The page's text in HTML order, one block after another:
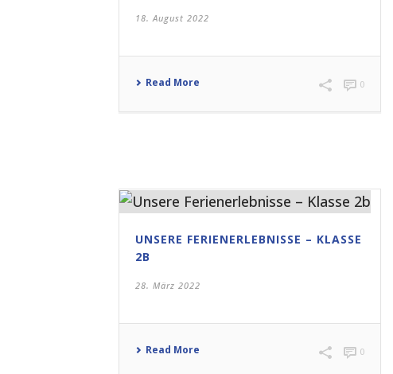
18. August 2022
Read More 0
UNSERE FERIENERLEBNISSE – KLASSE
2B
28. März 2022
Read More 0